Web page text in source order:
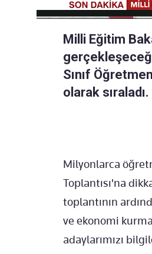
Milli Eğitim
Sınıf
olarak
Milyonlarca
Toplantısı'na
toplantının
ve ekonomi
adaylarımızı